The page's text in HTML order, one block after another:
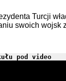
Turcji
swoich wojsk
pod video